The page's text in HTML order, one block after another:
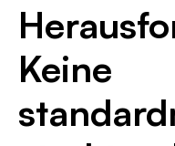
Keine